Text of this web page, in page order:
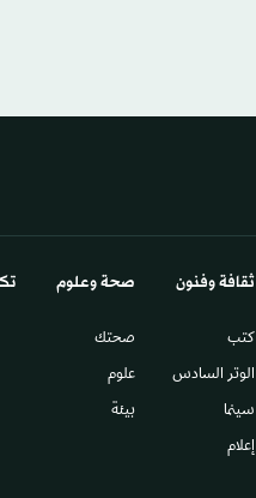
ثقافة وفنون
كتب
الوتر السادس​
سينما
إعلام
صحة وعلوم
صحتك
علوم
بيئة